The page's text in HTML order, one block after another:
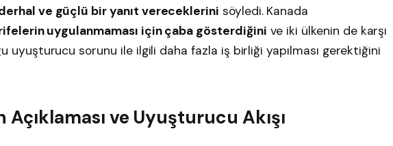
ve güçlü bir yanıt vereceklerini söyledi. Kanada
uygulanmaması için çaba gösterdiğini ve iki ülkenin de karşı
uyuşturucu sorunu ile ilgili daha fazla iş birliği yapılması gerektiğini
Açıklaması ve Uyuşturucu Akışı